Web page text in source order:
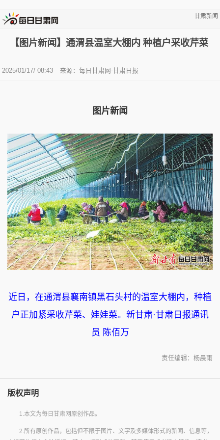
甘肃新闻
【图片新闻】通渭县温室大棚内 种植户采收芹菜
2025/01/17/ 08:43 来源：每日甘肃网-甘肃日报
图片新闻
近日，在通渭县襄南镇黑石头村的温室大棚内，种植
户正加紧采收芹菜、娃娃菜。新甘肃·甘肃日报通讯
员 陈佰万
责任编辑：杨晨雨
版权声明
1.本文为每日甘肃网原创作品。
2.所有原创作品，包括但不限于图片、文字及多媒体形式的新闻、信息等，